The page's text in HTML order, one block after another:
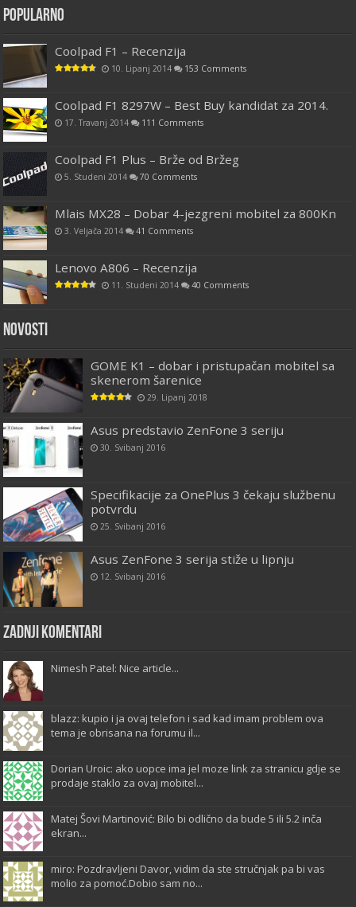
Popularno
Coolpad F1 – Recenzija
10. Lipanj 2014 153 Comments
Coolpad F1 8297W – Best Buy kandidat za 2014.
17. Travanj 2014 111 Comments
Coolpad F1 Plus – Brže od Bržeg
5. Studeni 2014 70 Comments
Mlais MX28 – Dobar 4-jezgreni mobitel za 800Kn
3. Veljača 2014 41 Comments
Lenovo A806 – Recenzija
11. Studeni 2014 40 Comments
Novosti
GOME K1 – dobar i pristupačan mobitel sa
skenerom šarenice
29. Lipanj 2018
Asus predstavio ZenFone 3 seriju
30. Svibanj 2016
Specifikacije za OnePlus 3 čekaju službenu
potvrdu
25. Svibanj 2016
Asus ZenFone 3 serija stiže u lipnju
12. Svibanj 2016
Zadnji komentari
Nimesh Patel: Nice article...
blazz: kupio i ja ovaj telefon i sad kad imam problem ova
tema je obrisana na forumu il...
Dorian Uroic: ako uopce ima jel moze link za stranicu gdje se
prodaje staklo za ovaj mobitel...
Matej Šovi Martinović: Bilo bi odlično da bude 5 ili 5.2 inča
ekran...
miro: Pozdravljeni Davor, vidim da ste stručnjak pa bi vas
molio za pomoć.Dobio sam no...